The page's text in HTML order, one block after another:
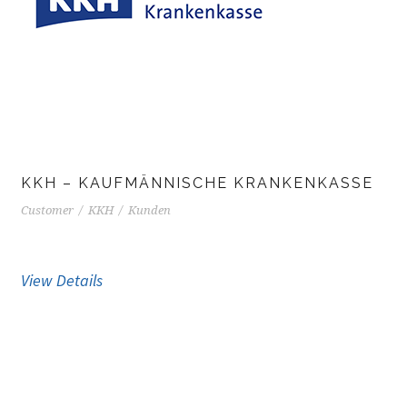
KKH – KAUFMÄNNISCHE KRANKENKASSE
Customer / KKH / Kunden
View Details